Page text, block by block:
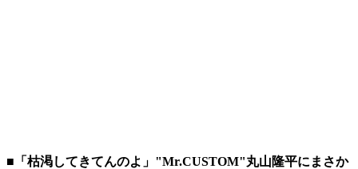
■「枯渇してきてんのよ」"Mr.CUSTOM"丸山隆平にまさか